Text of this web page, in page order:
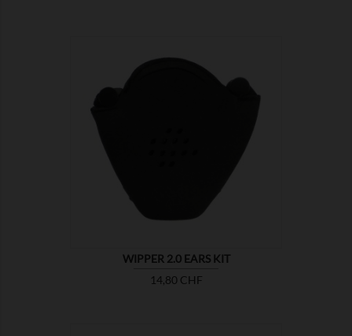
WIPPER 2.0 EARS KIT
Preis
14,80 CHF
ZEIGEN